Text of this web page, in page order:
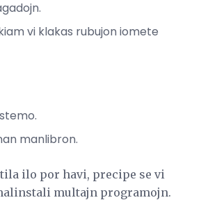
vi klakas rubujon iomete
manlibron.
ilo por havi, precipe se vi
multajn programojn.